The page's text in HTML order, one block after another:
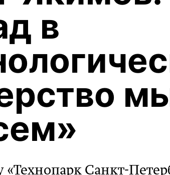
в
«Технопарк Санкт-